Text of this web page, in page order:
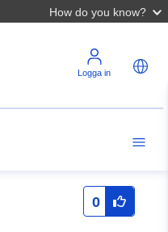
How do you know?
Logga in
0